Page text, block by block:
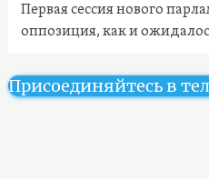
Первая сессия нового
оппозиция, как и
Присоединяйтесь в